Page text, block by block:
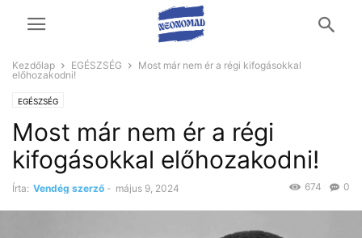
Kezdőlap EGÉSZSÉG
Most már nem ér a régi kifogásokkal
előhozakodni!
EGÉSZSÉG
Most már nem ér a régi
kifogásokkal előhozakodni!
Írta: Vendég szerző - május 9, 2024 0
674